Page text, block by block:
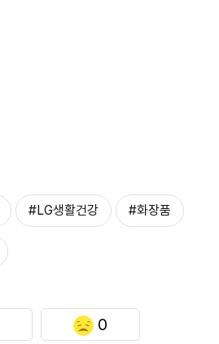
#LG생활건강 #화장품
0